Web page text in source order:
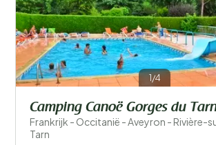
1/4
Camping Canoë Gorges du
Frankrijk - Occitanië - Aveyron - Rivière-
Tarn